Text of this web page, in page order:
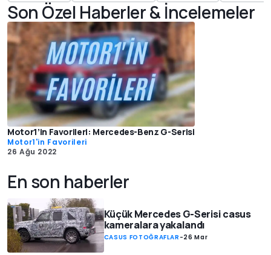
Son Özel Haberler & İncelemeler
Motor1’in Favorileri: Mercedes-Benz G-Serisi
Motor1'in Favorileri
26 Ağu 2022
En son haberler
Küçük Mercedes G-Serisi casus
kameralara yakalandı
CASUS FOTOĞRAFLAR -26 Mar